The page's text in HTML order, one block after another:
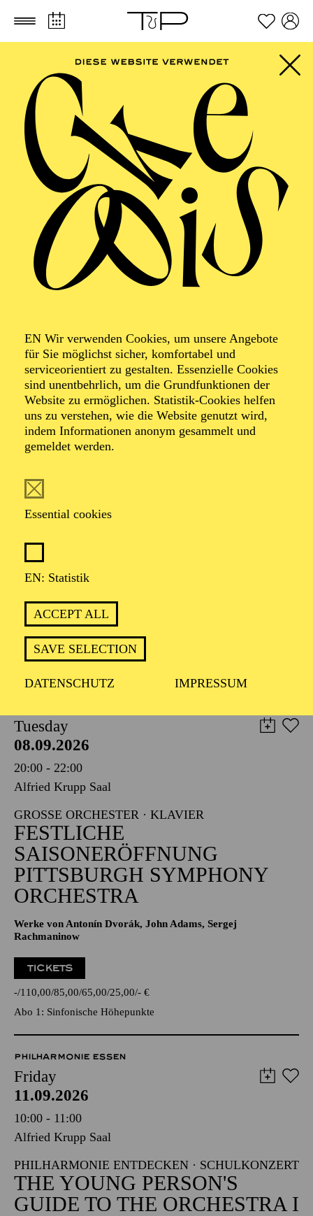
Zum Hauptinhalt springen Zum Footer springen
EN Wir verwenden Cookies, um unsere Angebote
für Sie möglichst sicher, komfortabel und
serviceorientiert zu gestalten. Essenzielle Cookies
sind unentbehrlich, um die Grundfunktionen der
Website zu ermöglichen. Statistik-Cookies helfen
uns zu verstehen, wie die Website genutzt wird,
indem Informationen anonym gesammelt und
gemeldet werden.
Essential cookies
EN: Statistik
ACCEPT ALL
SAVE SELECTION
DATENSCHUTZ IMPRESSUM
FILTER
SEPTEMBER 2026
PHILHARMONIE ESSEN
Friday
04.09.2026
20:00 - 23:00
Alfried Krupp Saal
Organiser: Theater-, Konzert- u. Gastspieldirektion OTTO
HOFNER GMBH
TICKETS
55,20 52,70€
EN: SCHAUSPIEL ESSEN
05.09.2026
19:30 - 21:30
BLICK AUF DEN IRAN –
STIMMEN ZUR AKTUELLEN
LAGE
TICKETS
8,00€
Tuesday
08.09.2026
20:00 - 22:00
Alfried Krupp Saal
GROSSE ORCHESTER · KLAVIER
FESTLICHE
SAISONERÖFFNUNG
PITTSBURGH SYMPHONY
ORCHESTRA
Werke von Antonín Dvorák, John Adams, Sergej
Rachmaninow
TICKETS
- 110,00 85,00 65,00 25,00 - €
Abo 1: Sinfonische Höhepunkte
PHILHARMONIE ESSEN
Friday
11.09.2026
10:00 - 11:00
Alfried Krupp Saal
PHILHARMONIE ENTDECKEN · SCHULKONZERT
THE YOUNG PERSON'S
GUIDE TO THE ORCHESTRA I